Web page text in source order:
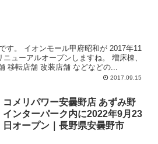
2017年11
ーアルオープンしますね。 増床棟、
移転店舗 改装店舗 などなどの...
2017.09.15
コメリパワー安曇野店 あずみ野
インターパーク内に2022年9月23
日オープン｜長野県安曇野市